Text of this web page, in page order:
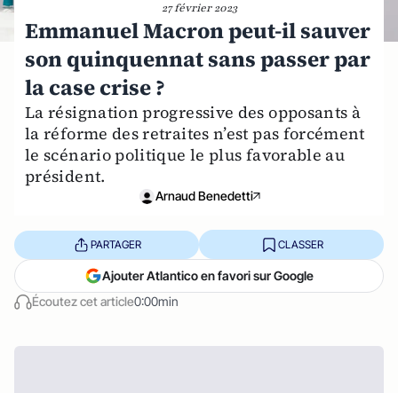
27 février 2023
Emmanuel Macron peut-il sauver
son quinquennat sans passer par
la case crise ?
La résignation progressive des opposants à
la réforme des retraites n’est pas forcément
le scénario politique le plus favorable au
président.
Arnaud Benedetti
Écoutez cet article0:00min
PARTAGER CLASSER
Ajouter Atlantico en favori sur Google